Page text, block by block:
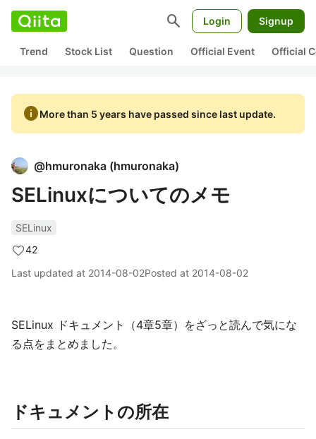
search Login Signup
Trend Stock List Question Official Event Official
infoMore than 5 years have passed since last update.
@hmuronaka (hmuronaka)
SELinuxについてのメモ
SELinux
42
Last updated at 2014-08-02Posted at 2014-08-02
SELinux ドキュメント（4章5章）をざっと読んで気にな
る点をまとめました。
ドキュメントの所在